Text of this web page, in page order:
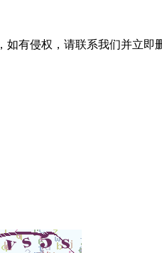
有侵权，请联系我们并立即